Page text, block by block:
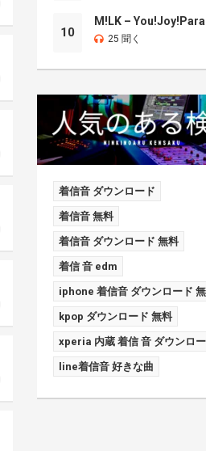
10 25 聞く
着信音 ダウンロード
着信音 無料
着信音 ダウンロード 無料
着信 音 edm
iphone 着信音 ダウンロード
kpop ダウンロード 無料
xperia 内蔵 着信 音 ダウンロ
line着信音 好きな曲